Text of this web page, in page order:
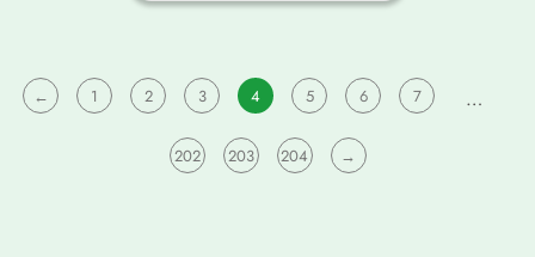
← 1 2 3 4 5 6 7 …
202 203 204 →